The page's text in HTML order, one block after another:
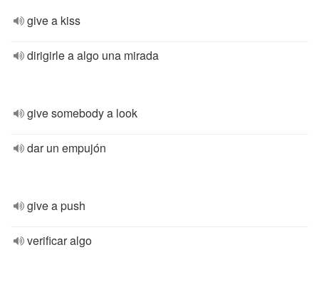
give a kiss
dirigirle a algo una mirada
give somebody a look
dar un empujón
give a push
verificar algo